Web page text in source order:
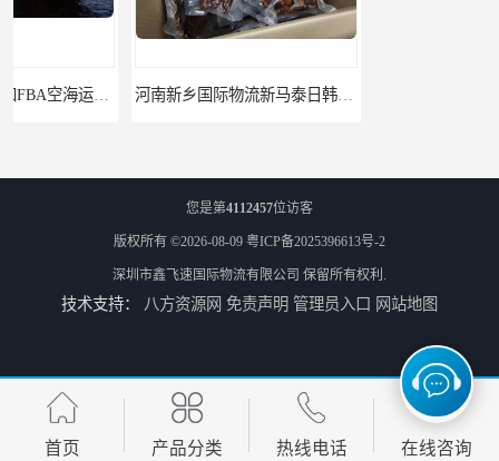
河南新乡国际物流新马泰日韩菲律宾老挝缅甸印尼柬埔寨双清包税
河南鹤壁美森快船美国FBA专线海运国际物流双清包税 河南安阳欧美日加FBA空海运入仓DHL快递代理当日提取
您是第4112457位访客
版权所有 ©2026-08-09 粤ICP备2025396613号-2
深圳市鑫飞速国际物流有限公司 保留所有权利.
技术支持： 八方资源网 免责声明 管理员入口 网站地图
首页 产品分类 热线电话 在线咨询